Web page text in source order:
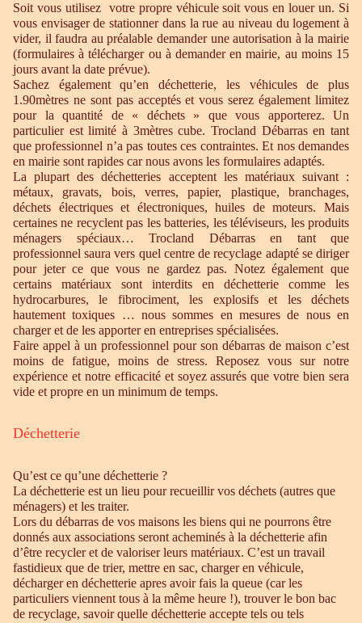
Soit vous utilisez votre propre véhicule soit vous en louer un. Si
vous envisager de stationner dans la rue au niveau du logement à
vider, il faudra au préalable demander une autorisation à la mairie
(formulaires à télécharger ou à demander en mairie, au moins 15
jours avant la date prévue).
Sachez également qu’en déchetterie, les véhicules de plus
1.90mètres ne sont pas acceptés et vous serez également limitez
pour la quantité de « déchets » que vous apporterez. Un
particulier est limité à 3mètres cube. Trocland Débarras en tant
que professionnel n’a pas toutes ces contraintes. Et nos demandes
en mairie sont rapides car nous avons les formulaires adaptés.
La plupart des déchetteries acceptent les matériaux suivant :
métaux, gravats, bois, verres, papier, plastique, branchages,
déchets électriques et électroniques, huiles de moteurs. Mais
certaines ne recyclent pas les batteries, les téléviseurs, les produits
ménagers spéciaux… Trocland Débarras en tant que
professionnel saura vers quel centre de recyclage adapté se diriger
pour jeter ce que vous ne gardez pas. Notez également que
certains matériaux sont interdits en déchetterie comme les
hydrocarbures, le fibrociment, les explosifs et les déchets
hautement toxiques … nous sommes en mesures de nous en
charger et de les apporter en entreprises spécialisées.
Faire appel à un professionnel pour son débarras de maison c’est
moins de fatigue, moins de stress. Reposez vous sur notre
expérience et notre efficacité et soyez assurés que votre bien sera
vide et propre en un minimum de temps.
Déchetterie
Qu’est ce qu’une déchetterie ?
La déchetterie est un lieu pour recueillir vos déchets (autres que
ménagers) et les traiter.
Lors du débarras de vos maisons les biens qui ne pourrons être
donnés aux associations seront acheminés à la déchetterie afin
d’être recycler et de valoriser leurs matériaux. C’est un travail
fastidieux que de trier, mettre en sac, charger en véhicule,
décharger en déchetterie apres avoir fais la queue (car les
particuliers viennent tous à la même heure !), trouver le bon bac
de recyclage, savoir quelle déchetterie accepte tels ou tels